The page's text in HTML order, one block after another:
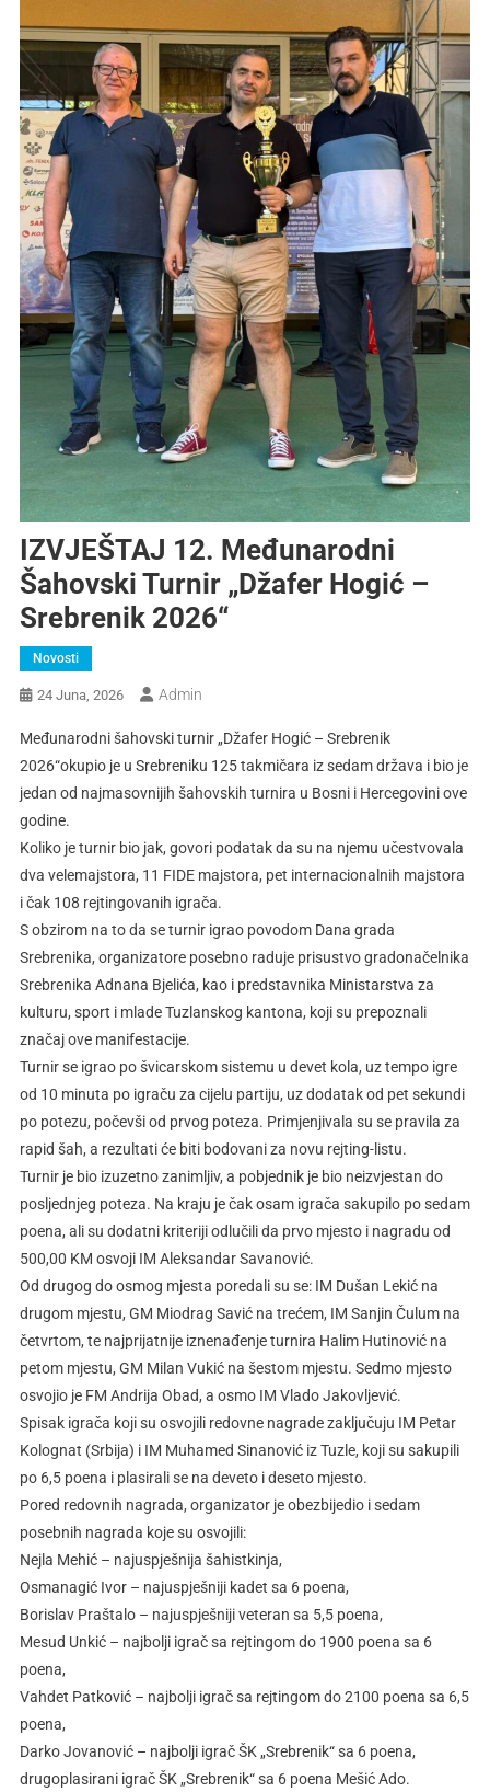
IZVJEŠTAJ 12. Međunarodni
Šahovski Turnir „Džafer Hogić –
Srebrenik 2026“
Novosti
24 Juna, 2026 Admin
Međunarodni šahovski turnir „Džafer Hogić – Srebrenik
2026“okupio je u Srebreniku 125 takmičara iz sedam država i bio je
jedan od najmasovnijih šahovskih turnira u Bosni i Hercegovini ove
godine.
Koliko je turnir bio jak, govori podatak da su na njemu učestvovala
dva velemajstora, 11 FIDE majstora, pet internacionalnih majstora
i čak 108 rejtingovanih igrača.
S obzirom na to da se turnir igrao povodom Dana grada
Srebrenika, organizatore posebno raduje prisustvo gradonačelnika
Srebrenika Adnana Bjelića, kao i predstavnika Ministarstva za
kulturu, sport i mlade Tuzlanskog kantona, koji su prepoznali
značaj ove manifestacije.
Turnir se igrao po švicarskom sistemu u devet kola, uz tempo igre
od 10 minuta po igraču za cijelu partiju, uz dodatak od pet sekundi
po potezu, počevši od prvog poteza. Primjenjivala su se pravila za
rapid šah, a rezultati će biti bodovani za novu rejting-listu.
Turnir je bio izuzetno zanimljiv, a pobjednik je bio neizvjestan do
posljednjeg poteza. Na kraju je čak osam igrača sakupilo po sedam
poena, ali su dodatni kriteriji odlučili da prvo mjesto i nagradu od
500,00 KM osvoji IM Aleksandar Savanović.
Od drugog do osmog mjesta poredali su se: IM Dušan Lekić na
drugom mjestu, GM Miodrag Savić na trećem, IM Sanjin Čulum na
četvrtom, te najprijatnije iznenađenje turnira Halim Hutinović na
petom mjestu, GM Milan Vukić na šestom mjestu. Sedmo mjesto
osvojio je FM Andrija Obad, a osmo IM Vlado Jakovljević.
Spisak igrača koji su osvojili redovne nagrade zaključuju IM Petar
Kolognat (Srbija) i IM Muhamed Sinanović iz Tuzle, koji su sakupili
po 6,5 poena i plasirali se na deveto i deseto mjesto.
Pored redovnih nagrada, organizator je obezbijedio i sedam
posebnih nagrada koje su osvojili:
Nejla Mehić – najuspješnija šahistkinja,
Osmanagić Ivor – najuspješniji kadet sa 6 poena,
Borislav Praštalo – najuspješniji veteran sa 5,5 poena,
Mesud Unkić – najbolji igrač sa rejtingom do 1900 poena sa 6
poena,
Vahdet Patković – najbolji igrač sa rejtingom do 2100 poena sa 6,5
poena,
Darko Jovanović – najbolji igrač ŠK „Srebrenik“ sa 6 poena,
drugoplasirani igrač ŠK „Srebrenik“ sa 6 poena Mešić Ado.